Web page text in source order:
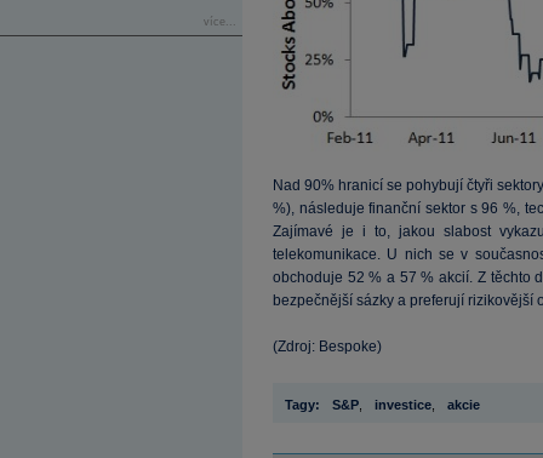
více...
Nad 90% hranicí se pohybují čtyři
%), následuje finanční sektor s 96 %,
Zajímavé je i to, jakou slabost
telekomunikace. U nich se v
obchoduje 52 % a 57 % akcií. Z těchto
bezpečnější sázky a preferují rizikovější
(Zdroj: Bespoke)
Tagy: S&P investice akcie